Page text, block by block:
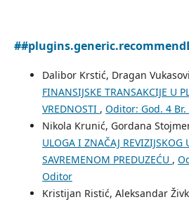
Dalibor Krstić, Dragan
FINANSIJSKE TRANSAKCIJE U
VREDNOSTI , Oditor: God. 4
Nikola Krunić, Gordana
ULOGA I ZNAČAJ REVIZIJSKOG
SAVREMENOM PREDUZEĆU ,
Oditor
Kristijan Ristić, Aleksandar